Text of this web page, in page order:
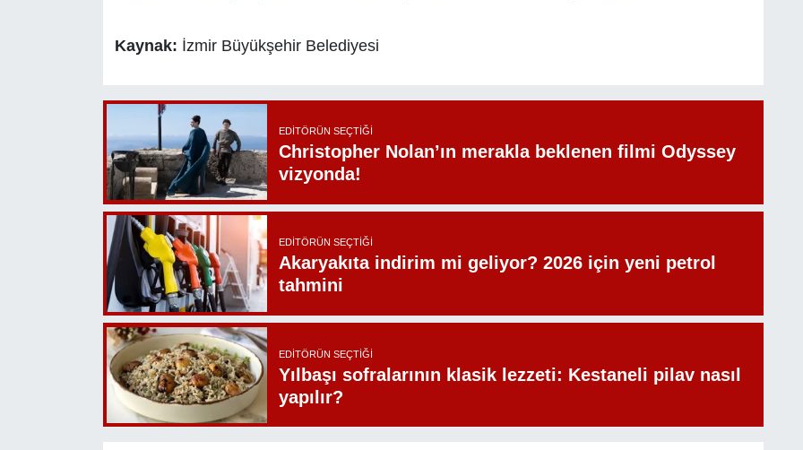
Kaynak: İzmir Büyükşehir Belediyesi
EDITÖRÜN SEÇTIĞI
Christopher Nolan’ın merakla beklenen filmi Odyssey
vizyonda!
EDITÖRÜN SEÇTIĞI
Akaryakıta indirim mi geliyor? 2026 için yeni petrol
tahmini
EDITÖRÜN SEÇTIĞI
Yılbaşı sofralarının klasik lezzeti: Kestaneli pilav nasıl
yapılır?